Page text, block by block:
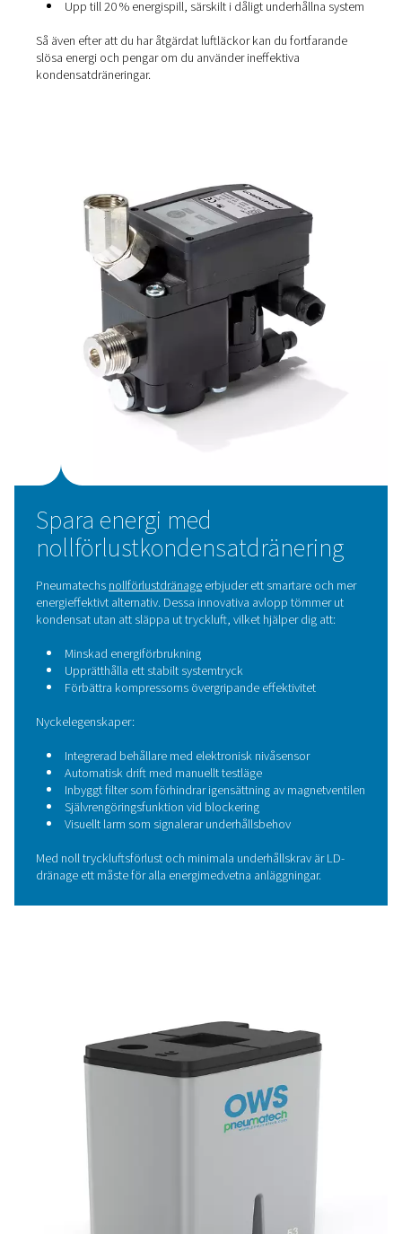
Många anläggningar förlitar sig fortfarande på
metoder – som manuella ventiler eller grundläggande
av flottörtyp – för att tömma ut kondensat. Medan de
gjort har de en stor brist: de släpper också ut värdefull
under processen.
Denna konstanta luftförlust skapar:
Tryckfalli systemet
Behovet avstörre kompressorerför att
Upp till 20 % energispill, särskilt i dåligt
slösa energi och pengar om du använder ineffektiva
kondensatdräneringar.
Spara energi med
Pneumatechs nollförlustdränageerbjuder ett smartare
energieffektivt alternativ. Dessa innovativa avlopp
kondensat utan att släppa ut tryckluft, vilket hjälper dig
Minskad energiförbrukning